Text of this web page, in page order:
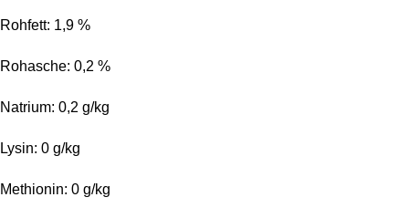
Rohfett: 1,9 %
Rohasche: 0,2 %
Natrium: 0,2 g/kg
Lysin: 0 g/kg
Methionin: 0 g/kg